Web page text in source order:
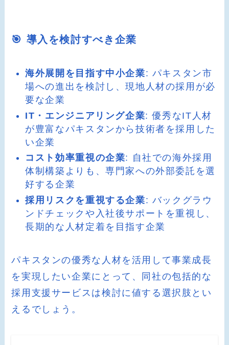
🎯 導入を検討すべき企業
海外展開を目指す中小企業: パキスタン市
場への進出を検討し、現地人材の採用が必
要な企業
IT・エンジニアリング企業: 優秀なIT人材
が豊富なパキスタンから技術者を採用した
い企業
コスト効率重視の企業: 自社での海外採用
体制構築よりも、専門家への外部委託を選
好する企業
採用リスクを重視する企業: バックグラウ
ンドチェックや入社後サポートを重視し、
長期的な人材定着を目指す企業
パキスタンの優秀な人材を活用して事業成長
を実現したい企業にとって、同社の包括的な
採用支援サービスは検討に値する選択肢とい
えるでしょう。